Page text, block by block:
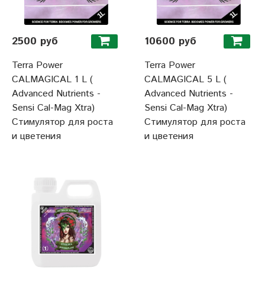
2500 руб
Terra Power
CALMAGICAL 1 L (
Advanced Nutrients -
Sensi Cal-Mag Xtra)
Стимулятор для роста
и цветения
10600 руб
Terra Power
CALMAGICAL 5 L (
Advanced Nutrients -
Sensi Cal-Mag Xtra)
Стимулятор для роста
и цветения